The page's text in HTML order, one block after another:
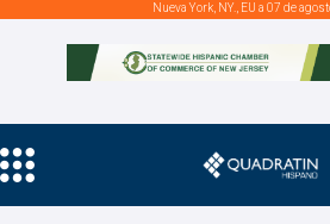
Nueva York, NY., EU a 07 de